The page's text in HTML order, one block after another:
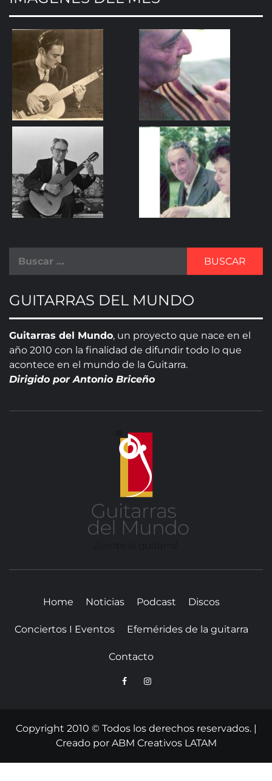
GUITARRAS DEL MUNDO
Guitarras del Mundo, un proyecto que nace en el
año 2010 con la finalidad de difundir todo lo que
acontece en el mundo de la Guitarra.
Dirigido por Antonio Briceño
Home Noticias Podcast Discos
Conciertos I Eventos Efemérides de la guitarra
Contacto
Copyright 2010 © Todos los derechos reservados. |
Creado por ABM Creativos LATAM